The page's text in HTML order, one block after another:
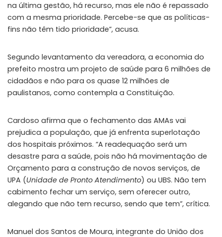
na última gestão, há recurso, mas ele não é repassado
com a mesma prioridade. Percebe-se que as políticas-
fins não têm tido prioridade”, acusa.
Segundo levantamento da vereadora, a economia do
prefeito mostra um projeto de saúde para 6 milhões de
cidadãos e não para os quase 12 milhões de
paulistanos, como contempla a Constituição.
Cardoso afirma que o fechamento das AMAs vai
prejudica a população, que já enfrenta superlotação
dos hospitais próximos. “A readequação será um
desastre para a saúde, pois não há movimentação de
Orçamento para a construção de novos serviços, de
UPA (Unidade de Pronto Atendimento) ou UBS. Não tem
cabimento fechar um serviço, sem oferecer outro,
alegando que não tem recurso, sendo que tem”, crítica.
Manuel dos Santos de Moura, integrante do União dos